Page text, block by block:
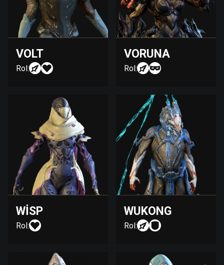
VOLT
Rol:
VORUNA
Rol:
WISP
Rol:
WUKONG
Rol: